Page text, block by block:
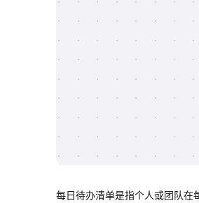
每日待办清单是指个人或团队在